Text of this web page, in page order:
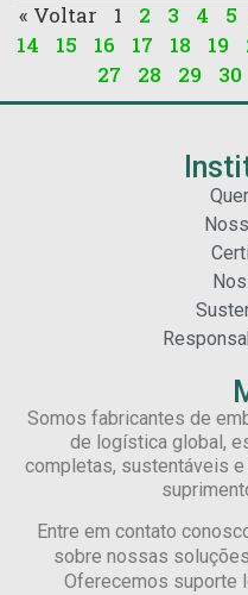
« Voltar 1 2 3 4 5
14
15 16 17 18 19
27
28 29 30
Somos fabricantes de
de logística global,
completas, sustentáveis
Entre em contato
sobre nossas
Oferecemos suporte